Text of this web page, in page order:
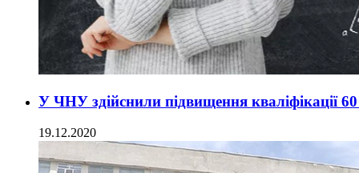
У ЧНУ здійснили підвищення кваліфікації
19.12.2020